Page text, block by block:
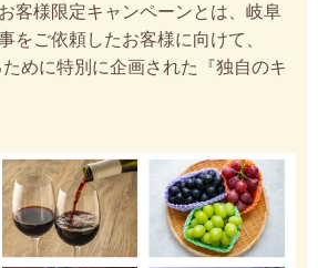
客様限定キャンペーンとは、岐阜
をご依頼したお客様に向けて、
ために特別に企画された『独自のキ